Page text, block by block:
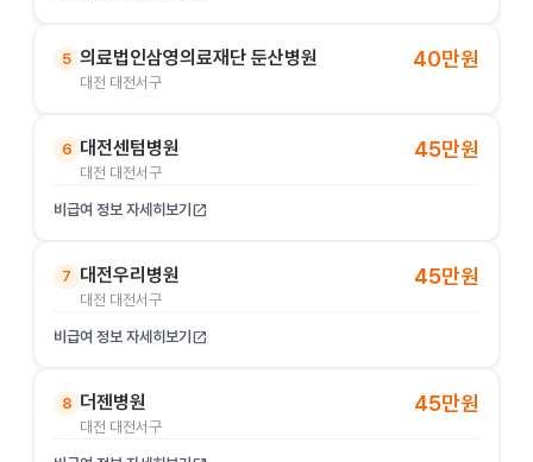
5 의료법인삼영의료재단 둔산병원
대전 대전서구
40만원
6 대전센텀병원
대전 대전서구
45만원
비급여 정보 자세히보기 open_in_new
7 대전우리병원
대전 대전서구
45만원
비급여 정보 자세히보기 open_in_new
8 더젠병원
대전 대전서구
45만원